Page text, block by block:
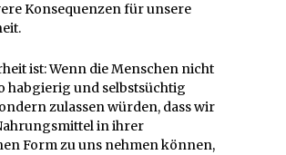
Konsequenzen für unsere
ist: Wenn die Menschen nicht
habgierig und selbstsüchtig
zulassen würden, dass wir
in ihrer
Form zu uns nehmen können,